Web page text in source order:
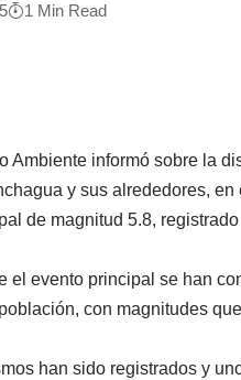
1 Min Read
Ambiente informó sobre la
y sus alrededores,
de magnitud 5.8,
el evento principal se han
con magnitudes
han sido registrados y